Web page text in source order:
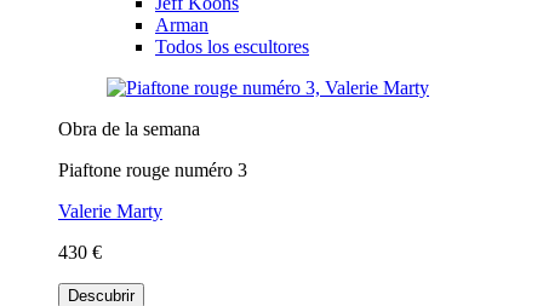
Arman
Todos los escultores
Obra de la semana
Piaftone rouge numéro 3
Valerie Marty
430 €
Descubrir